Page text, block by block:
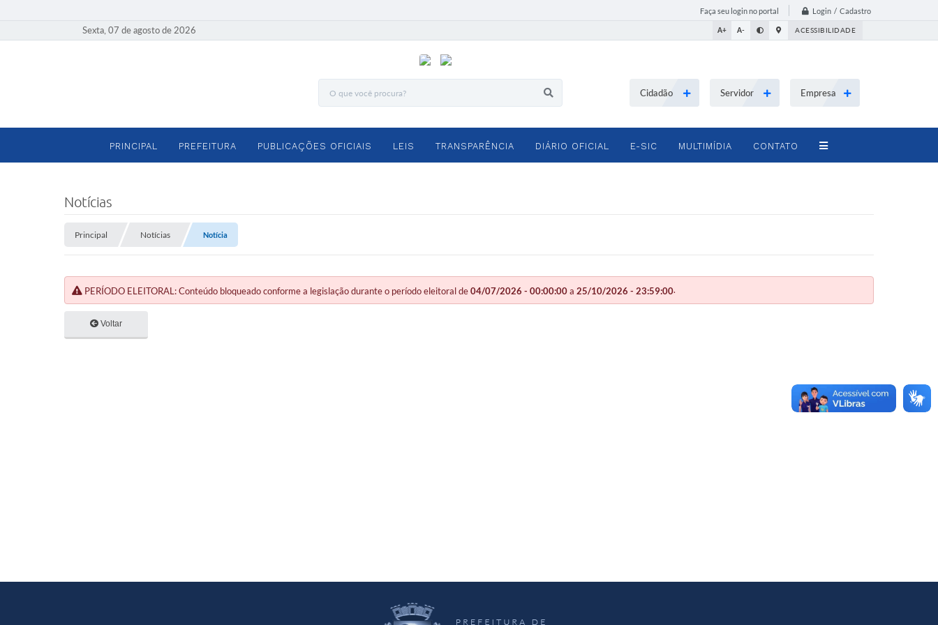
Faça seu login no portal Login / Cadastro
Sexta, 07 de agosto de 2026 A+ A- ACESSIBILIDADE
Cidadão Servidor Empresa
PRINCIPAL PREFEITURA PUBLICAÇÕES OFICIAIS LEIS TRANSPARÊNCIA DIÁRIO OFICIAL E-SIC MULTIMÍDIA CONTATO
Notícias
Principal Notícias Notícia
PERÍODO ELEITORAL: Conteúdo bloqueado conforme a legislação durante o período eleitoral de04/07/2026 - 00:00:00a 25/10/2026 - 23:59:00.
Voltar